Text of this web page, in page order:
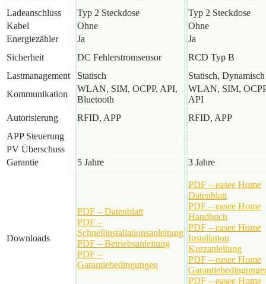
Ladeanschluss
Typ 2 Steckdose
Typ 2 Steckdose
Kabel
Ohne
Ohne
Energiezähler
Ja
Ja
Sicherheit
DC Fehlerstromsensor
RCD Typ B
Lastmanagement
Statisch
Statisch, Dynamisch
Kommunikation
WLAN, SIM, OCPP, API,
Bluetooth
WLAN, SIM,
API
Autorisierung
RFID, APP
RFID, APP
APP Steuerung
PV Überschuss
Garantie
5 Jahre 3 Jahre
Downloads
PDF – Datenblatt
PDF –
Schnellinstallationsanleitung
PDF – Betriebsanleitung
PDF –
Garantiebedingungen
PDF – easee Home
Datenblatt
PDF – easee Home
Handbuch
PDF – easee Home
Installation
Kurzanleitung
PDF – easee Home
PDF – easee Home